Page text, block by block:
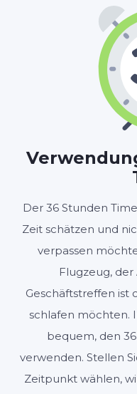
Der 36 Stunden
Zeit schätzen und
verpassen
Flugzeug,
Geschäftstreffen ist
schlafen möchten.
bequem, den
verwenden. Stellen
Zeitpunkt wählen,
36 :
Start